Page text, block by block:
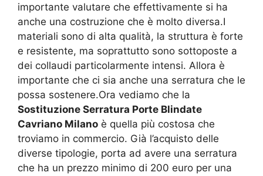
importante valutare che effettivamente si ha
anche una costruzione che è molto diversa.I
materiali sono di alta qualità, la struttura è forte
e resistente, ma soprattutto sono sottoposte a
dei collaudi particolarmente intensi. Allora è
importante che ci sia anche una serratura che le
possa sostenere.Ora vediamo che la
Sostituzione Serratura Porte Blindate
Cavriano Milano è quella più costosa che
troviamo in commercio. Già l’acquisto delle
diverse tipologie, porta ad avere una serratura
che ha un prezzo minimo di 200 euro per una